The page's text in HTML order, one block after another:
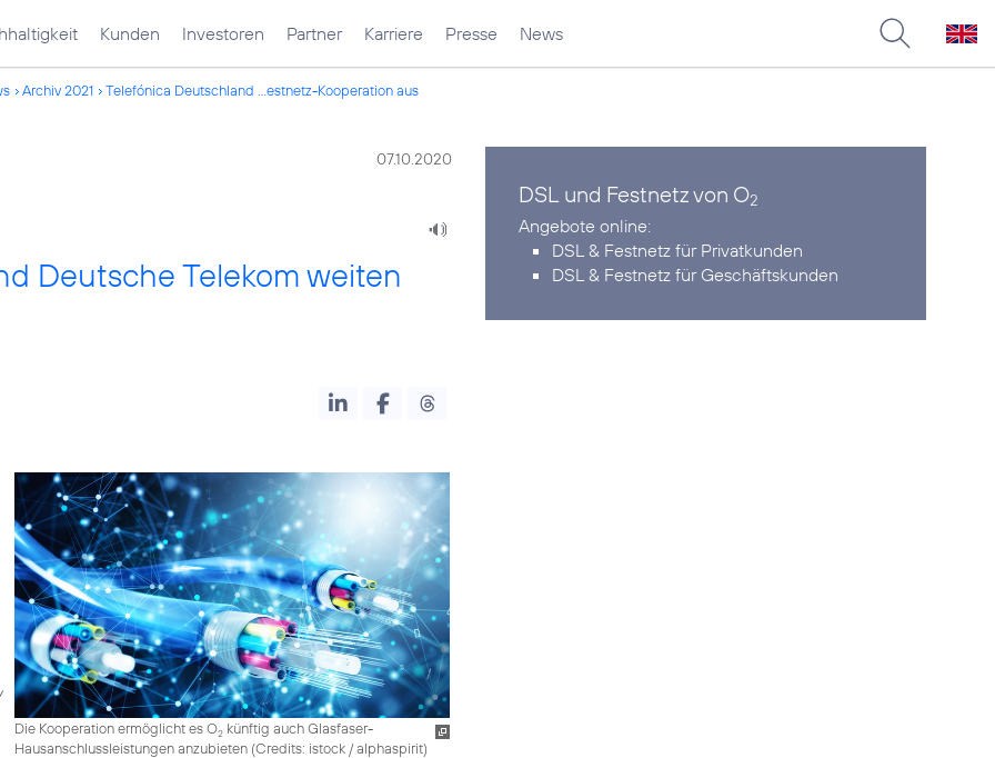
Kunden Investoren Partner Karriere Presse News
Archiv 2021 Telefónica Deutschland ...estnetz-Kooperation aus
07.10.2020
Deutsche Telekom weiten
Die Kooperation ermöglicht es O2künftig auch Glasfaser-
Hausanschlussleistungen anzubieten (Credits: istock / alphaspirit)
DSL und Festnetz von O2
DSL & Festnetz für Privatkunden
DSL & Festnetz für Geschäftskunden